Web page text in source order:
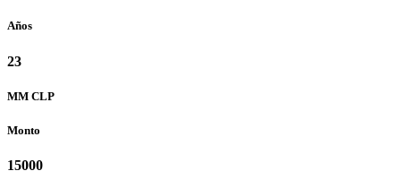
Años
23
MM CLP
Monto
15000